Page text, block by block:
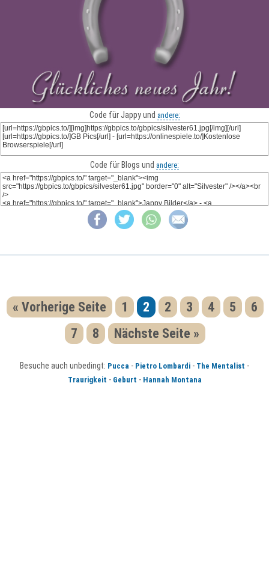
Code für Jappy und andere:
Code für Blogs und andere:
« Vorherige Seite 1 2 2 3 4 5
6
7
8 Nächste Seite »
Besuche auch unbedingt: Pucca - Pietro Lombardi - The Mentalist -
Traurigkeit - Geburt - Hannah Montana